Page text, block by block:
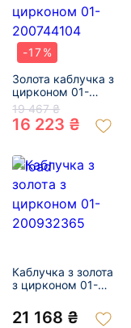
-17%
Золота каблучка з
цирконом 01-
200744104
19 467 ₴
16 223 ₴
Каблучка з золота
з цирконом 01-
21 168 ₴